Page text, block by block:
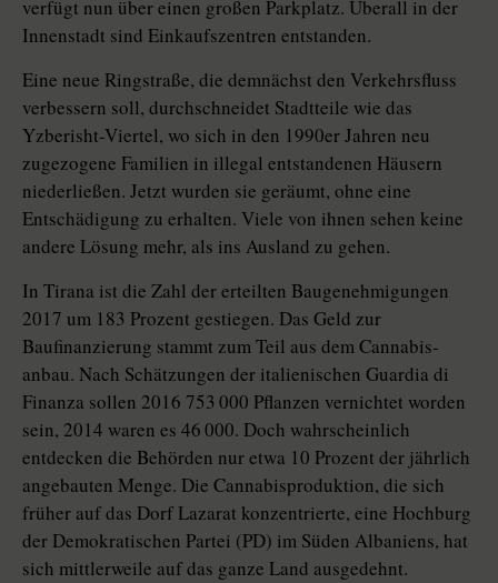
verfügt nun über einen großen Parkplatz. Überall in der
Innenstadt sind Einkaufszentren entstanden.
Eine neue Ringstraße, die demnächst den Verkehrsfluss
verbessern soll, durchschneidet Stadtteile wie das
Yzberisht-Viertel, wo sich in den 1990er Jahren neu
zugezogene Familien in illegal entstandenen Häusern
niederließen. Jetzt wurden sie geräumt, ohne eine
Entschädigung zu erhalten. Viele von ihnen sehen keine
andere Lösung mehr, als ins Ausland zu gehen.
In Tirana ist die Zahl der erteilten Baugenehmigungen
2017 um 183 Prozent gestiegen. Das Geld zur
Baufinanzierung stammt zum Teil aus dem Can­na­bis­
anbau. Nach Schätzungen der italienischen Guardia di
Finanza sollen 2016 753 000 Pflanzen vernichtet worden
sein, 2014 waren es 46 000. Doch wahrscheinlich
entdecken die Behörden nur etwa 10 Prozent der jährlich
angebauten Menge. Die Cannabisproduktion, die sich
früher auf das Dorf Lazarat konzentrierte, eine Hochburg
der Demokratischen Partei (PD) im Süden Albaniens, hat
sich mittlerweile auf das ganze Land ausgedehnt.